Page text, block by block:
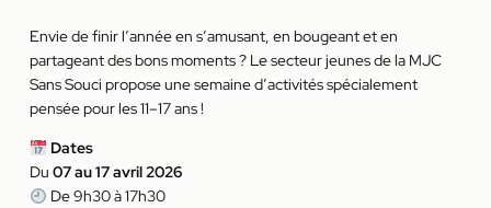
Envie de finir l’année en s’amusant, en bougeant et en
partageant des bons moments ? Le secteur jeunes de la MJC
Sans Souci propose une semaine d’activités spécialement
pensée pour les 11–17 ans !
Dates
Du 07 au 17 avril 2026
De 9h30 à 17h30